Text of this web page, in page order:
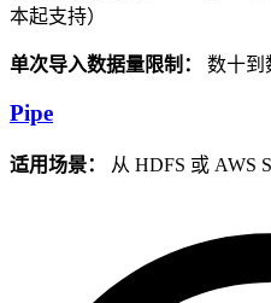
本起支持）
单次导入数据量限制： 数十到
Pipe
适用场景： 从 HDFS 或 AWS